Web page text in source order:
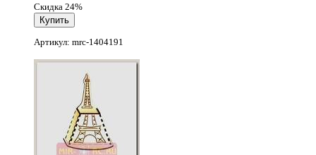
Скидка 24%
Артикул: mrc-1404191